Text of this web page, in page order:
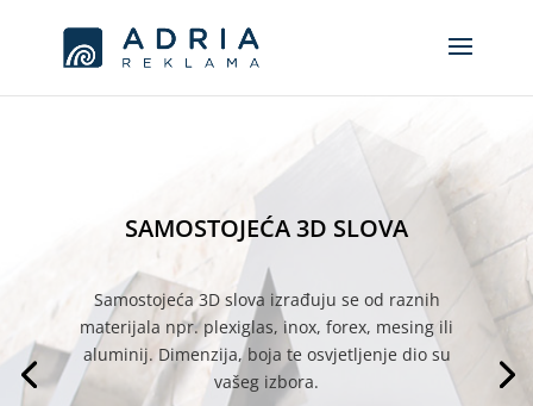
SAMOSTOJEĆA 3D SLOVA
Samostojeća 3D slova izrađuju se od raznih
materijala npr. plexiglas, inox, forex, mesing ili
aluminij. Dimenzija, boja te osvjetljenje dio su
vašeg izbora.